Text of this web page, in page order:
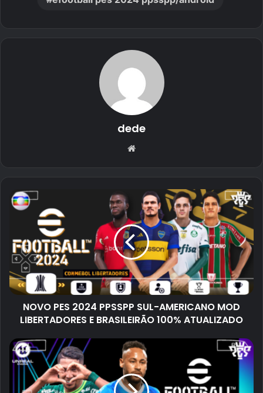
dede
Website
NOVO PES 2024 PPSSPP SUL-AMERICANO MOD
LIBERTADORES E BRASILEIRÃO 100% ATUALIZADO